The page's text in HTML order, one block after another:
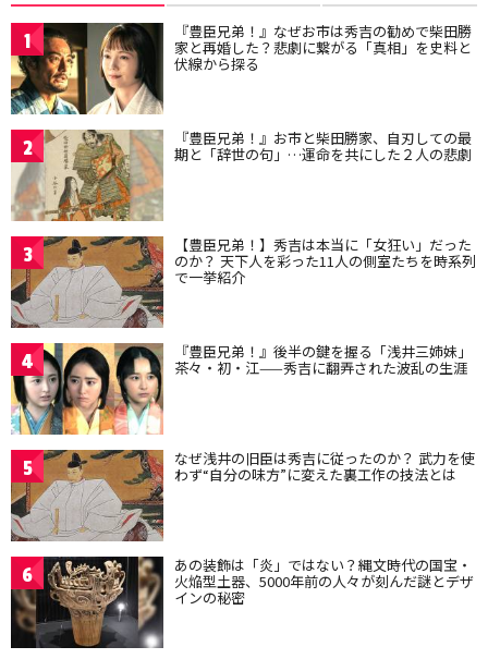
1 『豊臣兄弟！』なぜお市は秀吉の勧めで柴田勝
家と再婚した？悲劇に繋がる「真相」を史料と
伏線から探る
2 『豊臣兄弟！』お市と柴田勝家、自刃しての最
期と「辞世の句」…運命を共にした２人の悲劇
3 【豊臣兄弟！】秀吉は本当に「女狂い」だった
のか？ 天下人を彩った11人の側室たちを時系列
で一挙紹介
4 『豊臣兄弟！』後半の鍵を握る「浅井三姉妹」
茶々・初・江——秀吉に翻弄された波乱の生涯
5 なぜ浅井の旧臣は秀吉に従ったのか？ 武力を使
わず“自分の味方”に変えた裏工作の技法とは
6 あの装飾は「炎」ではない？縄文時代の国宝・
火焔型土器、5000年前の人々が刻んだ謎とデザ
インの秘密